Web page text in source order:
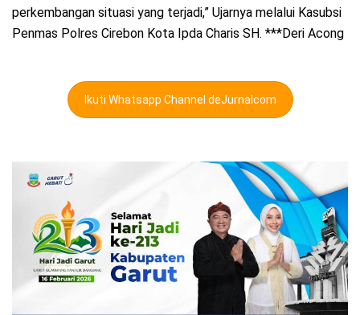
perkembangan situasi yang terjadi,” Ujarnya melalui Kasubsi
Penmas Polres Cirebon Kota Ipda Charis SH. ***Deri Acong
Ikuti Whatsapp Channel deJurnalcom